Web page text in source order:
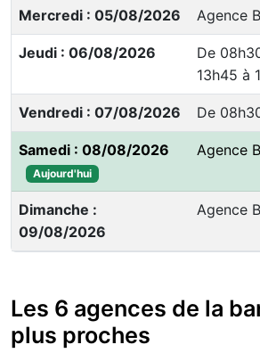
Mercredi : 05/08/2026 Agence
Jeudi : 06/08/2026
De
13h45 à
Vendredi : 07/08/2026 De
Samedi : 08/08/2026
Aujourd'hui
Agence
Dimanche :
09/08/2026
Agence
Les 6 agences de la
plus proches